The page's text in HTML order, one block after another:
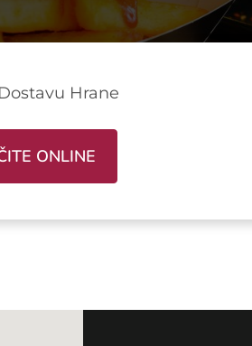
Hrane
ONLINE